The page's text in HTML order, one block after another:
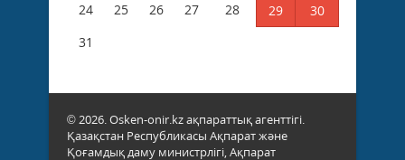
24
25 26 27 28 29
30
31
© 2026. Osken-onir.kz ақпараттық агенттігі.
Қазақстан Республикасы Ақпарат және
Қоғамдық даму министрлігі, Ақпарат